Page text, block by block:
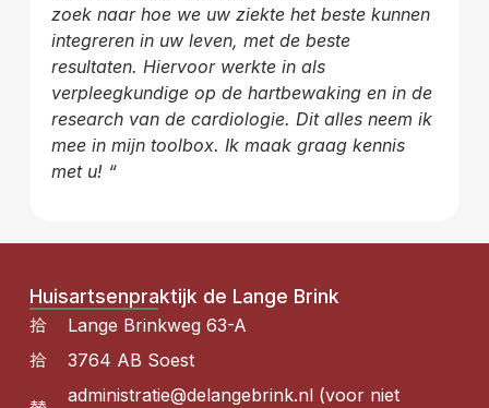
zoek naar hoe we uw ziekte het beste kunnen
integreren in uw leven, met de beste
resultaten. Hiervoor werkte in als
verpleegkundige op de hartbewaking en in de
research van de cardiologie. Dit alles neem ik
mee in mijn toolbox. Ik maak graag kennis
met u! “
Huisartsenpraktijk de Lange Brink
Lange Brinkweg 63-A
3764 AB Soest
administratie@delangebrink.nl (voor niet